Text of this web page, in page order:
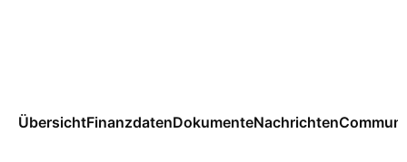
ÜbersichtFinanzdatenDokumenteNachrichten